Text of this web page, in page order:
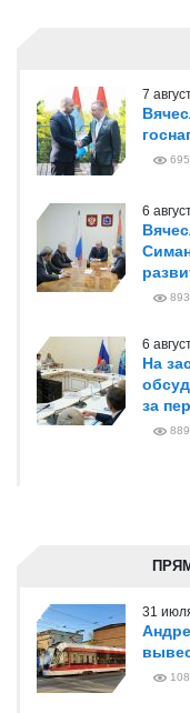
7
695
6
893
6
На
за
889
31